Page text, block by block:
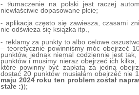
- tłumaczenie na polski jest raczej
niewłaściwie dopasowane płcie;
- aplikacja często się zawiesza, czasami
nie odświeża się książka itp.,
- reklamy za punkty to albo celowe
– teoretycznie powinniśmy móc obejrzeć
punktów, jednak niemal codziennie jest
punktów i musimy nieraz obejrzeć ich
które powinny być zapłatą za jedną
dostać 20 punktów musiałam obejrzeć nie
maju 2024 roku ten problem został
stałe :));